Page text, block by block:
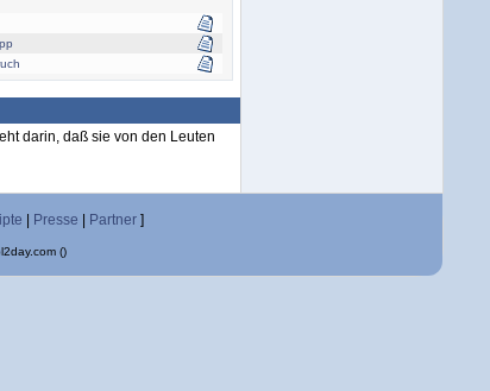
darin, daß sie von den Leuten
Presse Partner ]
()